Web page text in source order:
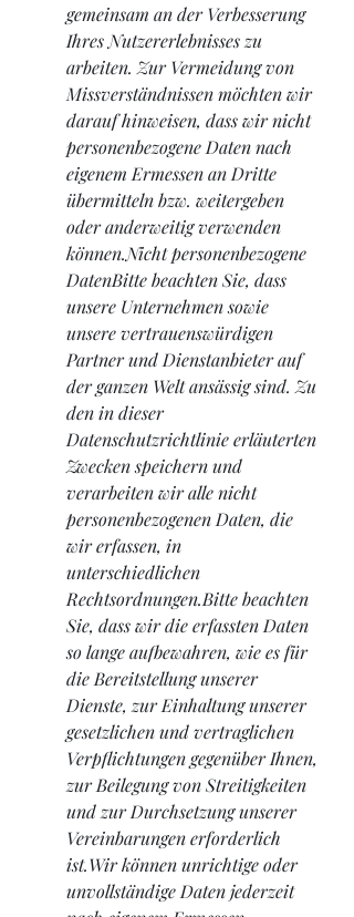
gemeinsam an der Verbesserung
Ihres Nutzererlebnisses zu
arbeiten. Zur Vermeidung von
Missverständnissen möchten wir
darauf hinweisen, dass wir nicht
personenbezogene Daten nach
eigenem Ermessen an Dritte
übermitteln bzw. weitergeben
oder anderweitig verwenden
können.Nicht personenbezogene
DatenBitte beachten Sie, dass
unsere Unternehmen sowie
unsere vertrauenswürdigen
Partner und Dienstanbieter auf
der ganzen Welt ansässig sind. Zu
den in dieser
Datenschutzrichtlinie erläuterten
Zwecken speichern und
verarbeiten wir alle nicht
personenbezogenen Daten, die
wir erfassen, in
unterschiedlichen
Rechtsordnungen.Bitte beachten
Sie, dass wir die erfassten Daten
so lange aufbewahren, wie es für
die Bereitstellung unserer
Dienste, zur Einhaltung unserer
gesetzlichen und vertraglichen
Verpflichtungen gegenüber Ihnen,
zur Beilegung von Streitigkeiten
und zur Durchsetzung unserer
Vereinbarungen erforderlich
ist.Wir können unrichtige oder
unvollständige Daten jederzeit